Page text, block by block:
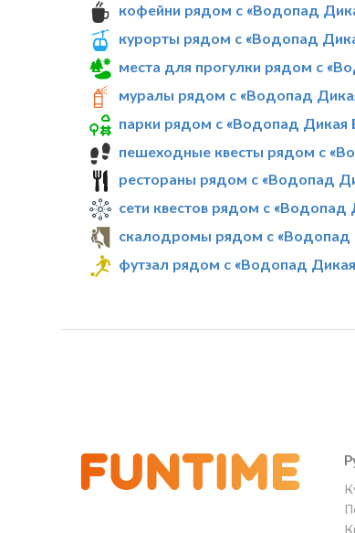
кофейни рядом с «Водопад
курорты рядом с «Водопад
места для прогулки рядом с
муралы рядом с «Водопад
парки рядом с «Водопад Дикая
пешеходные квесты рядом с
рестораны рядом с «Водопад
сети квестов рядом с «Водопад
скалодромы рядом с «Водопад
футзал рядом с «Водопад